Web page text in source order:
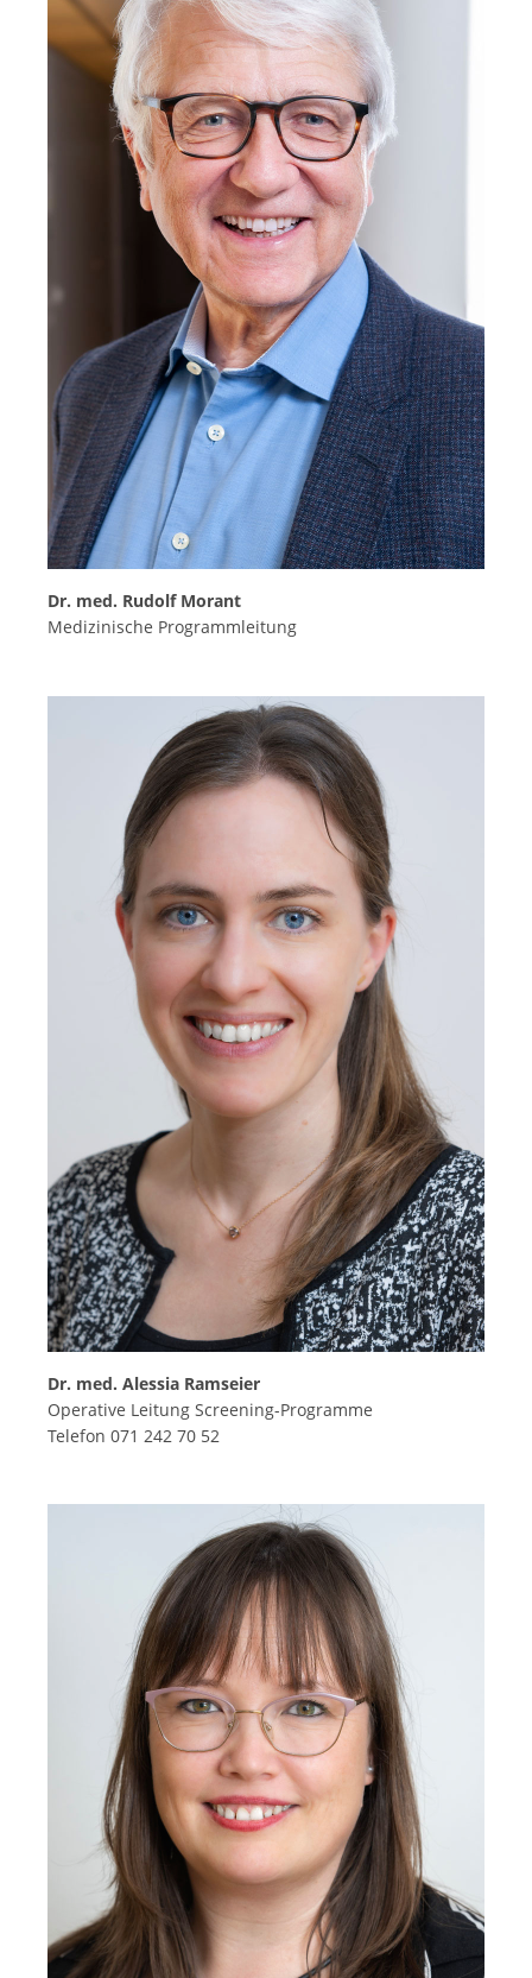
Dr. med. Rudolf Morant
Medizinische Programmleitung
Dr. med. Alessia Ramseier
Operative Leitung Screening-Programme
Telefon 071 242 70 52